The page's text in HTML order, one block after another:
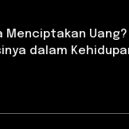
Menciptakan
dalam